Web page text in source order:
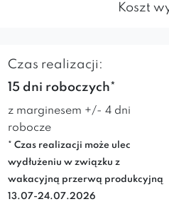
Koszt
Czas realizacji:
15 dni roboczych*
z marginesem +/- 4 dni
robocze
* Czas realizacji może ulec
wydłużeniu w związku z
wakacyjną przerwą produkcyjną
13.07-24.07.2026